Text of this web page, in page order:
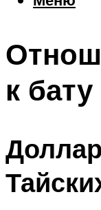
Шоппинг
Что
к